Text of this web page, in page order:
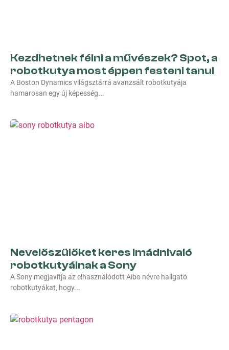
Kezdhetnek félni a művészek? Spot, a
robotkutya most éppen festeni tanul
A Boston Dynamics világsztárrá avanzsált robotkutyája
hamarosan egy új képesség
Nevelőszülőket keres imádnivaló
robotkutyáinak a Sony
A Sony megjavítja az elhasználódott Aibo névre hallgató
robotkutyákat, hogy